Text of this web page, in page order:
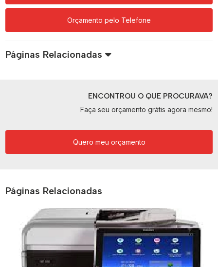
Orçamento pelo Telefone
Páginas Relacionadas
ENCONTROU O QUE PROCURAVA?
Faça seu orçamento grátis agora mesmo!
Quero meu orçamento
Páginas Relacionadas